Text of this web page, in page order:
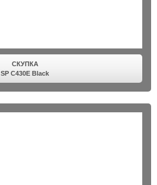
СКУПКА
SP C430E Black